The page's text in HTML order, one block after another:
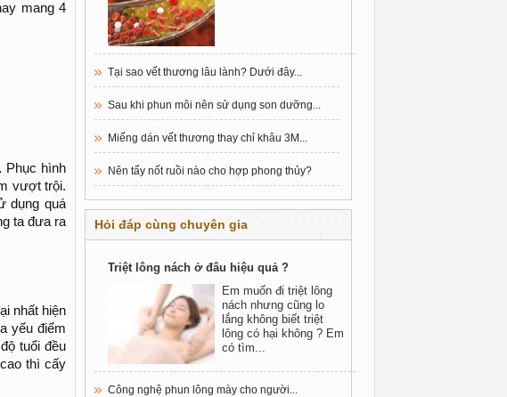
mang 4
Phục hình
vượt trội.
dụng quá
ta đưa ra
nhất hiện
yếu điểm
tuổi đều
thì cấy
Tại sao vết thương lâu lành? Dưới đây...
Sau khi phun môi nên sử dụng son dưỡng...
Miếng dán vết thương thay chỉ khâu 3M...
Nên tẩy nốt ruồi nào cho hợp phong thủy?
Hỏi đáp cùng chuyên gia
Triệt lông nách ở đâu hiệu quả ?
Em muốn đi triệt lông
nách nhưng cũng lo
lắng không biết triệt
lông có hại không ? Em
có tìm...
Công nghệ phun lông mày cho người...